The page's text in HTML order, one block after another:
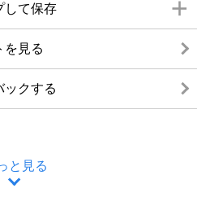
して保存
を見る
ックする
と見る